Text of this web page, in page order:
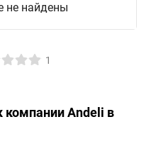
не найдены
1
компанииAndeli в